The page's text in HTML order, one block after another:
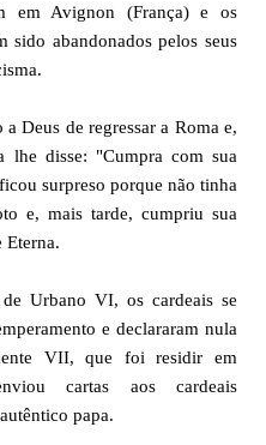
em Avignon (França) e os
sido abandonados pelos seus
Deus de regressar a Roma e,
lhe disse: "Cumpra com sua
surpreso porque não tinha
e, mais tarde, cumpriu sua
Eterna.
Urbano VI, os cardeais se
e declararam nula
VII, que foi residir em
cartas aos cardeais
papa.